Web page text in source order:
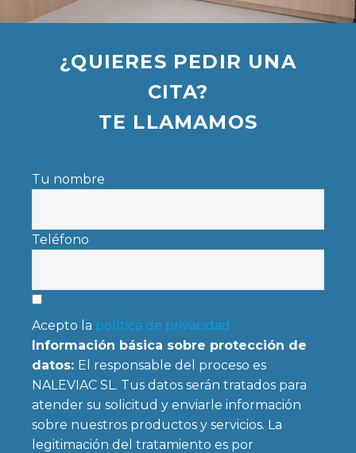
¿QUIERES PEDIR UNA
CITA?
TE LLAMAMOS
Tu nombre
Teléfono
Acepto la política de privacidad
Información básica sobre protección de
datos: El responsable del proceso es
NALEVIAC SL. Tus datos serán tratados para
atender su solicitud y enviarle información
sobre nuestros productos y servicios. La
legitimación del tratamiento es por